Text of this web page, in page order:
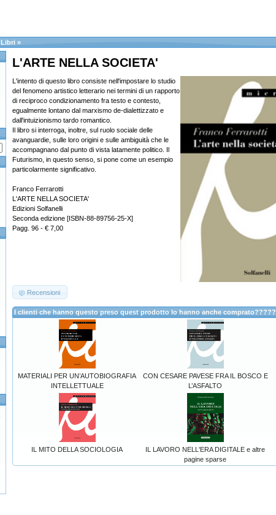
Libri »
L'ARTE NELLA SOCIETA'
L'intento di questo libro consiste nell'impostare lo studio
del fenomeno artistico letterario nei termini di un rapporto
di reciproco condizionamento fra testo e contesto,
egualmente lontano dal marxismo de-dialettizzato e
dall'intuizionismo tardo romantico.
Il libro si interroga, inoltre, sul ruolo sociale delle
avanguardie, sulle loro origini e sulle ambiguità che le
accompagnano dal punto di vista latamente politico. Il
Futurismo, in questo senso, si pone come un esempio
particolarmente significativo.
Franco Ferrarotti
L'ARTE NELLA SOCIETA'
Edizioni Solfanelli
Seconda edizione [ISBN-88-89756-25-X]
Pagg. 96 - € 7,00
Recensioni
I clienti che hanno questo preso quest prodotto lo hanno anche comprato?????
MATERIALI PER UN’AUTOBIOGRAFIA
INTELLETTUALE
CON CESARE PAVESE FRA IL BOSCO E
L’ASFALTO
IL MITO DELLA SOCIOLOGIA
IL LAVORO NELL'ERA DIGITALE e altre
pagine sparse